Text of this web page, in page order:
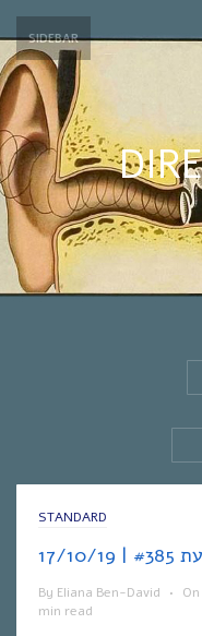
SIDEBAR
STANDARD
By Eliana Ben-David • On
min read